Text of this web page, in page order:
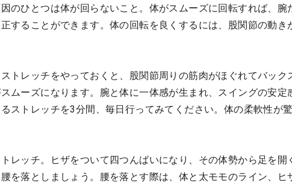
のひとつは体が回らないこと。体がスムーズに回転すれば、腕
することができます。体の回転を良くするには、股関節の動き
トレッチをやっておくと、股関節周りの筋肉がほぐれてバック
ムーズになります。腕と体に一体感が生まれ、スイングの安定
ストレッチを3分間、毎日行ってみてください。体の柔軟性が
レッチ。ヒザをついて四つんばいになり、その体勢から足を開
を落としましょう。腰を落とす際は、体と太モモのライン、ヒ